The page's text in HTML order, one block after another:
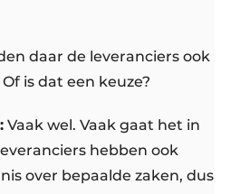
daar de leveranciers ook
is dat een keuze?
Vaak wel. Vaak gaat het in
hebben ook
over bepaalde zaken, dus